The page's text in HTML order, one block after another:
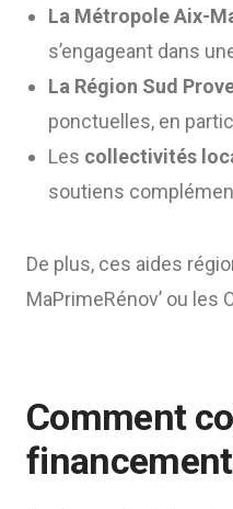
La Métropole Aix-
s’engageant dans
La Région Sud
ponctuelles, en
Les collectivités
soutiens
De plus, ces aides
MaPrimeRénov’ ou les
Comment